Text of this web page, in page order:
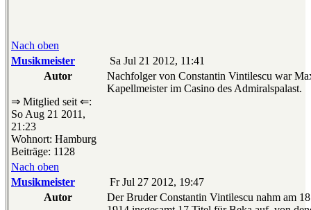
Nach oben
Musikmeister
Sa Jul 21 2012, 11:41
Autor
⇒ Mitglied seit ⇐:
So Aug 21 2011,
21:23
Wohnort: Hamburg
Beiträge: 1128
Nachfolger von Constantin Vintilescu war
Kapellmeister im Casino des Admiralspalast.
Nach oben
Musikmeister
Fr Jul 27 2012, 19:47
Autor
Der Bruder Constantin Vintilescu nahm am